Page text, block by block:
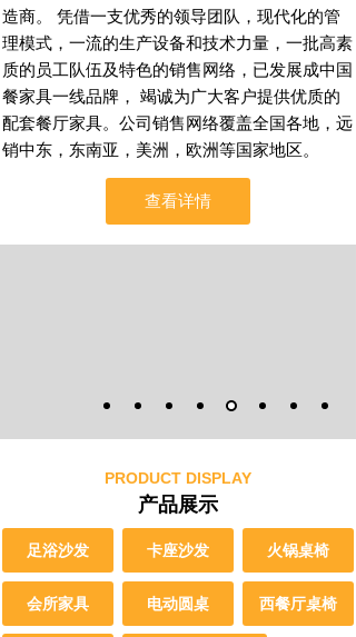
造商。 凭借一支优秀的领导团队，现代化的管
理模式，一流的生产设备和技术力量，一批高素
质的员工队伍及特色的销售网络，已发展成中国
餐家具一线品牌， 竭诚为广大客户提供优质的
配套餐厅家具。公司销售网络覆盖全国各地，远
销中东，东南亚，美洲，欧洲等国家地区。
查看详情
西餐厅桌椅
会所家具
PRODUCT DISPLAY
产品展示
足浴沙发 卡座沙发 火锅桌椅
电动圆桌